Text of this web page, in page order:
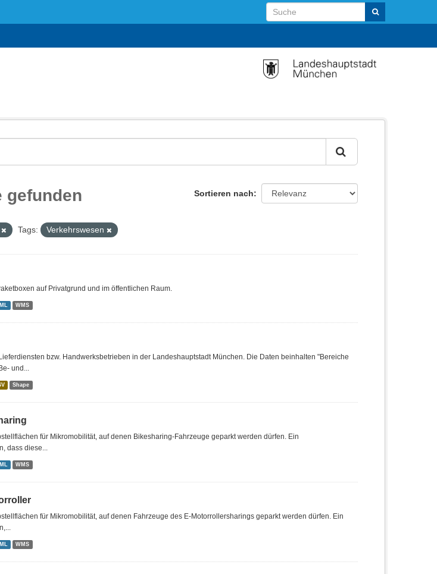
Sortieren nach
gefunden
Tags: Verkehrswesen
auf Privatgrund und im öffentlichen Raum.
WMS
bzw. Handwerksbetrieben in der Landeshauptstadt München. Die Daten beinhalten "Bereiche
und...
Shape
für Mikromobilität, auf denen Bikesharing-Fahrzeuge geparkt werden dürfen. Ein
dass diese...
WMS
für Mikromobilität, auf denen Fahrzeuge des E-Motorrollersharings geparkt werden dürfen. Ein
WMS